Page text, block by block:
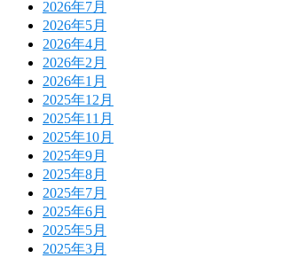
2026年7月
2026年5月
2026年4月
2026年2月
2026年1月
2025年12月
2025年11月
2025年10月
2025年9月
2025年8月
2025年7月
2025年6月
2025年5月
2025年3月